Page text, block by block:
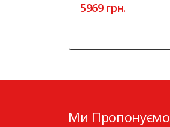
5969 грн.
Ми Пропонуємо